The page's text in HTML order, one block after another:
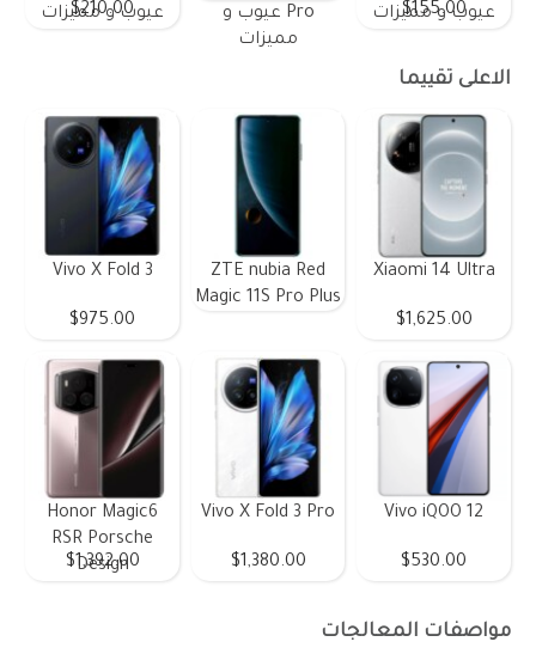
عيوب و مميزات
$155.00
Pro عيوب و
مميزات
عيوب و مميزات
$210.00
الاعلى تقييما
Xiaomi 14 Ultra
$1,625.00
ZTE nubia Red
Magic 11S Pro Plus
Vivo X Fold 3
$975.00
Vivo iQOO 12
$530.00
Vivo X Fold 3 Pro
$1,380.00
Honor Magic6
RSR Porsche
Design
$1,392.00
مواصفات المعالجات